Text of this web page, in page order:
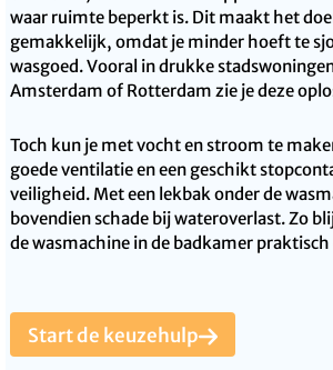
waar ruimte beperkt is. Dit maakt het
gemakkelijk, omdat je minder hoeft te
wasgoed. Vooral in drukke
Amsterdam of Rotterdam zie je deze
Toch kun je met vocht en stroom te
goede ventilatie en een geschikt
veiligheid. Met een lekbak onder de
bovendien schade bij wateroverlast. Zo
de wasmachine in de badkamer praktisch
Start de keuzehulp